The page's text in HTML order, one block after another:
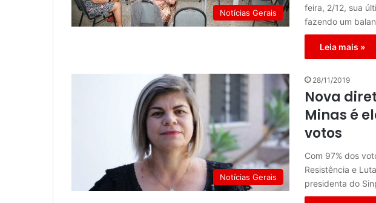
Notícias Gerais
feira, 2/12, sua
fazendo um
Leia mais »
Notícias Gerais
28/11/2019
Nova
Minas é
votos
Com 97% dos
Resistência e
presidenta do